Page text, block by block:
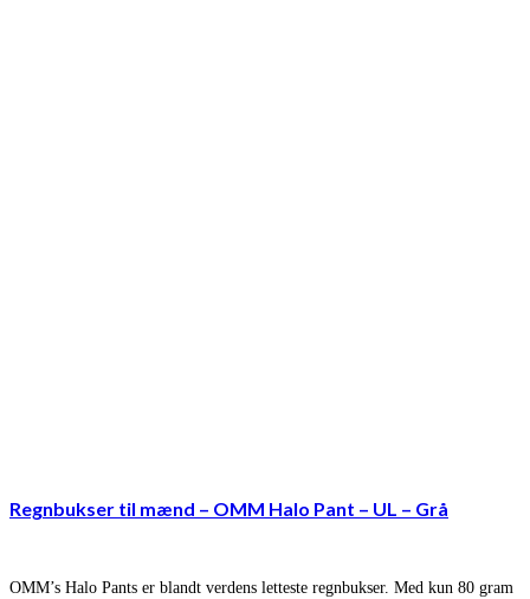
Regnbukser til mænd – OMM Halo Pant – UL – Grå
OMM’s Halo Pants er blandt verdens letteste regnbukser. Med kun 80 gram